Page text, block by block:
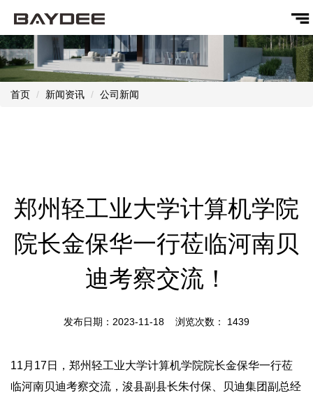
首页 新闻资讯 公司新闻
郑州轻工业大学计算机学院
院长金保华一行莅临河南贝
迪考察交流！
发布日期：2023-11-18 浏览次数： 1439
11月17日，郑州轻工业大学计算机学院院长金保华一行莅
临河南贝迪考察交流，浚县副县长朱付保、贝迪集团副总经